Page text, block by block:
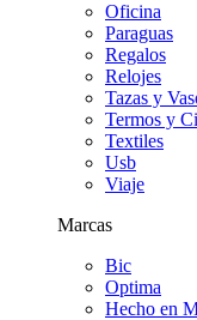
Oficina
Paraguas
Regalos
Relojes
Tazas y
Termos y
Textiles
Usb
Viaje
Marcas
Bic
Optima
Hecho en